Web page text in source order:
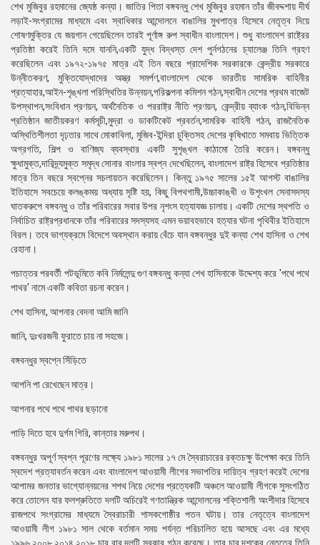
প্রকাশনা
গ্যালারি
বিএনপি-
জামায়াত
সহিংসতা
সংগঠন
নির্বাচনী
ইশতেহার
শেখ মুজিবুর রহমানের জ্যেষ্ঠ কন্যা। জাতির পিতা বঙ্গবন্ধু শেখ মুজিবুর রহমান তাঁর জীবদ্দশায় দীর্ঘ
লড়াই-সংগ্রামের মাধ্যমে এবং স্বাধিকার আন্দোলনে বাঙালির মুখপাত্র হিসেবে নেতৃত্ব দিয়ে
শোষণমুক্তির যে জয়গান গেয়েছিলেন তারই পূর্ণাঙ্গ রুপ স্বাধীন বাংলাদেশ। শুধু বাংলাদেশ রাষ্ট্রের
প্রতিষ্ঠা করেই তিনি দমে যাননি,একটি যুদ্ধ বিদ্ধস্ত দেশ পুর্নগঠনের চ্যালেঞ্জ তিনি গ্রহণ
করেছিলেন এবং ১৯৭২-১৯৭৫ মাত্র এই তিন বছরে প্রাদেশিক সরকারকে কেন্দ্রীয় সরকারে
উন্নীতকরণ, মুক্তিযোদ্ধাদের অস্ত্র সমর্পণ,বাংলাদেশ থেকে ভারতীয় সামরিক বাহিনীর
প্রত্যাহার,আইন-শৃঙ্খলা পরিস্থিতির উন্নয়ন,পরিকল্পনা কমিশন গঠন,স্বাধীন দেশের প্রথম বাজেট
উপস্থাপন,সংবিধান প্রণয়ন, অর্থনৈতিক ও পররাষ্ট্র নীতি প্রণয়ন, কেন্দ্রীয় ব্যাংক গঠন,বিভিন্ন
প্রতিষ্ঠান জাতীয়করণ কর্মসূচী,মুদ্রা ও ডাকটিকেট প্রবর্তন,সামরিক বাহিনী গঠন, রাজনৈতিক
অস্থিতিশীলতা দৃঢ়তার সাথে মোকাবিলা, মুজিব-ইন্দিরা চুক্তিসহ দেশের কৃষিখাতে সমবায় ভিত্তিক
অগ্রগতি, শিল্প ও বাণিজ্য ব্যবস্থার একটি সুশৃঙ্খল কাঠামো তৈরি করেন। বঙ্গবন্ধু
ক্ষুধামুক্ত,দারিদ্র্যমুক্ত সমৃদ্ধ সোনার বাংলার স্বপ্ন দেখেছিলেন, বাংলাদেশ রাষ্ট্র হিসেবে প্রতিষ্ঠার
মাত্র তিন বছরে স্বপ্নের সচলায়তন করেছিলেন। কিন্তু ১৯৭৫ সালের ১৫ই আগস্ট বাঙালির
ইতিহাসে সবচেয়ে কলঙ্কময় অধ্যায় সৃষ্টি হয়, কিছু বিপথগামী,উচ্চাকাঙ্খী ও উশৃংখল সেনাসদস্য
ঘাতকরুপে বঙ্গবন্ধু ও তাঁর পরিবারের সবার উপর নৃশংস হত্যাযজ্ঞ চালায়। একটি দেশের স্থপতি ও
নির্বাচিত রাষ্ট্রপ্রধানকে তাঁর পরিবারের সদস্যসহ এমন ভয়াবহভাবে হত্যার ঘটনা পৃথিবীর ইতিহাসে
বিরল। তবে ভাগ্যক্রমে বিদেশে অবস্থান করায় বেঁচে যান বঙ্গবন্ধুর দুই কন্যা শেখ হাসিনা ও শেখ
রেহানা।
পচাত্তর পরবর্তী পটভূমিতে কবি নির্মলেন্দু গুণ বঙ্গবন্ধু কন্যা শেখ হাসিনাকে উদ্দেশ্য করে 'পথে পথে
পাথর' নামে একটি কবিতা রচনা করেন।
শেখ হাসিনা, আপনার বেদনা আমি জানি
জানি, দুঃখরজনী ফুরাতে চায় না সহজে।
বঙ্গবন্ধুর স্বপ্নে সিঁড়িতে
আপনি পা রেখেছেন মাত্র।
আপনার পথে পথে পাথর ছড়ানো
পাড়ি দিতে হবে দুর্গম গিরি, কান্তার মরুপথ।
বঙ্গবন্ধুর অপূর্ণ স্বপ্ন পূরণের লক্ষ্যে ১৯৮১ সালের ১৭ মে স্বৈরাচারের রক্তচক্ষু উপেক্ষা করে তিনি
স্বদেশ প্রত্যাবর্তন করেন এবং বাংলাদেশ আওয়ামী লীগের সভাপতির দায়িত্ব গ্রহণ করেই দেশের
আপামর জনতার ভাগ্যোন্নয়নের শপথ নিয়ে দেশের প্রত্যেকটি অঞ্চলে আওয়ামী লীগকে সুসংগঠিত
করে তোলেন যার ফলশ্রুতিতে দলটি অচিরেই গণতান্ত্রিক আন্দোলনের শক্তিশালী অংশীদার হিসেবে
রাজপথে সংগ্রামের মাধ্যমে স্বৈরাচারী শাসকগোষ্ঠীর পতন ঘটায়। তার নেতৃত্বে বাংলাদেশ
আওয়ামী লীগ ১৯৮১ সাল থেকে বর্তমান সময় পর্যন্ত পরিচালিত হয়ে আসছে এবং এর মধ্যে